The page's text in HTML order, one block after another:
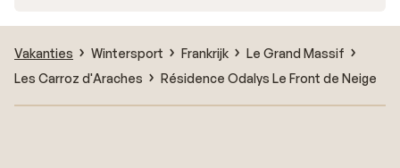
Vakanties Wintersport Frankrijk
Le Grand Massif
Les Carroz d'Araches
Résidence Odalys Le Front de Neige